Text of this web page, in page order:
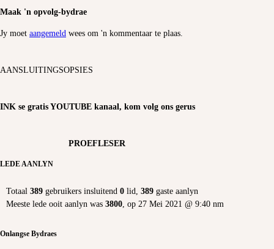
Maak 'n opvolg-bydrae
Jy moet aangemeld wees om 'n kommentaar te plaas.
AANSLUITINGSOPSIES
INK se gratis YOUTUBE kanaal, kom volg ons gerus
PROEFLESER
LEDE AANLYN
Totaal 389 gebruikers insluitend 0 lid, 389 gaste aanlyn
Meeste lede ooit aanlyn was 3800 , op 27 Mei 2021 @ 9:40 nm
Onlangse Bydraes